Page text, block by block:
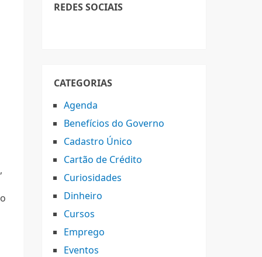
REDES SOCIAIS
CATEGORIAS
Agenda
Benefícios do Governo
Cadastro Único
Cartão de Crédito
Curiosidades
Dinheiro
Cursos
Emprego
Eventos